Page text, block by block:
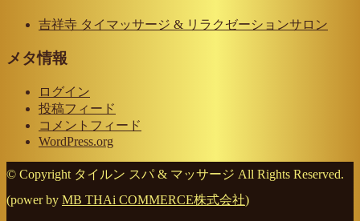
吉祥寺 タイマッサージ & リラクゼーションサロン
メタ情報
ログイン
投稿フィード
コメントフィード
WordPress.org
© Copyright タイルン スパ & マッサージ All Rights Reserved.
(power by MB THAi COMMERCE株式会社)